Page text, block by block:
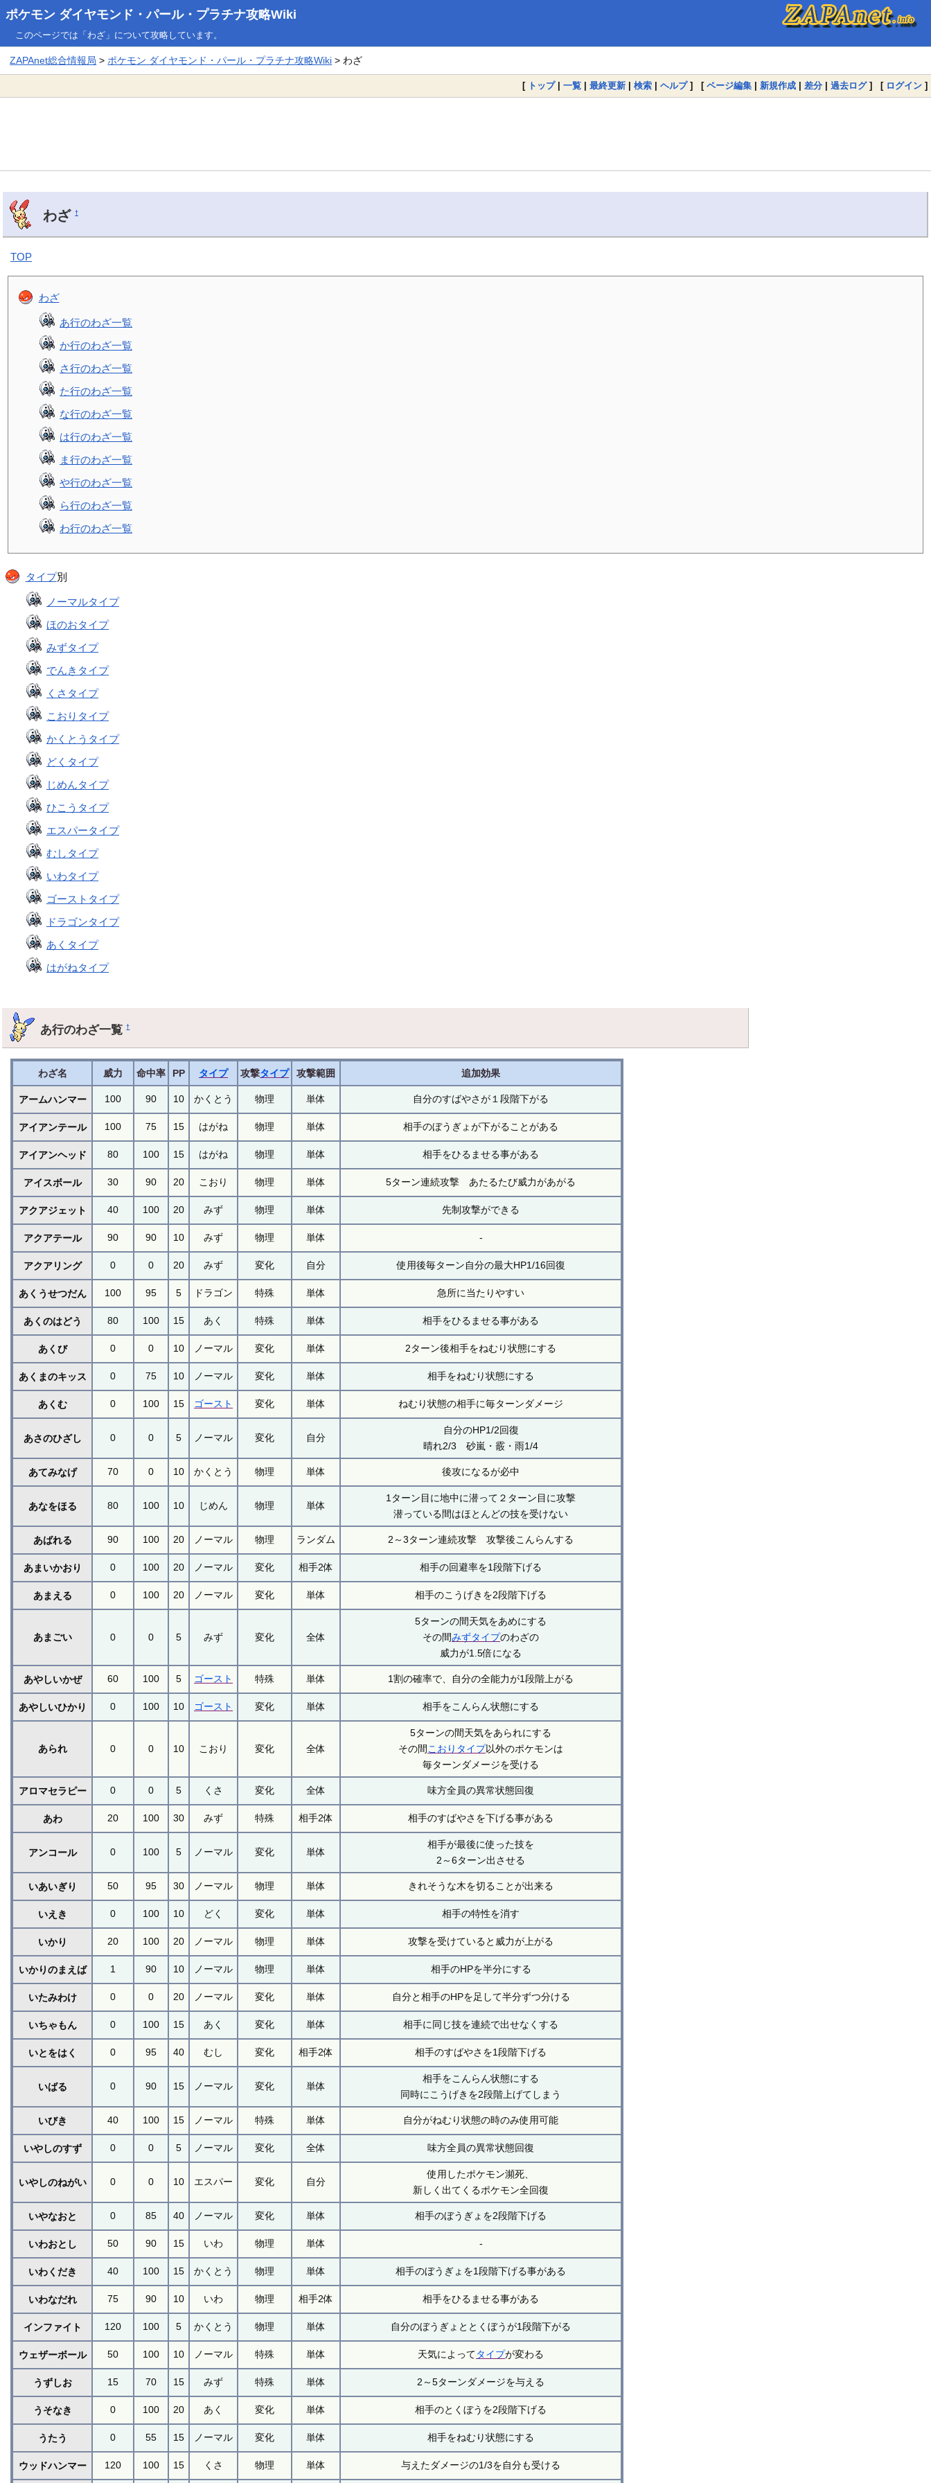
ポケモン ダイヤモンド・パール・プラチナ攻略Wiki
このページでは「わざ」について攻略しています。
ZAPAnet総合情報局 >ポケモン ダイヤモンド・パール・プラチナ攻略Wiki > わざ
[ トップ| 一覧 | 最終更新 | 検索 | ヘルプ] [ ページ編集 | 新規作成 | 差分 | 過去ログ] [ ログイン ]
わざ†
TOP
わざ
あ行のわざ一覧
か行のわざ一覧
さ行のわざ一覧
た行のわざ一覧
な行のわざ一覧
は行のわざ一覧
ま行のわざ一覧
や行のわざ一覧
ら行のわざ一覧
わ行のわざ一覧
タイプ別
ノーマルタイプ
ほのおタイプ
みずタイプ
でんきタイプ
くさタイプ
こおりタイプ
かくとうタイプ
どくタイプ
じめんタイプ
ひこうタイプ
エスパータイプ
むしタイプ
いわタイプ
ゴーストタイプ
ドラゴンタイプ
あくタイプ
はがねタイプ
あ行のわざ一覧†
わざ名 威力 命中率 PP タイプ 攻撃タイプ 攻撃範囲 追加効果
アームハンマー 100 90 10 かくとう 物理 単体 自分のすばやさが１段階下がる
アイアンテール 100 75 15 はがね 物理 単体 相手のぼうぎょが下がることがある
アイアンヘッド 80 100 15 はがね 物理 単体 相手をひるませる事がある
アイスボール 30 90 20 こおり 物理 単体 5ターン連続攻撃 あたるたび威力があがる
アクアジェット 40 100 20 みず 物理 単体 先制攻撃ができる
アクアテール 90 90 10 みず 物理 単体 -
アクアリング 0 0 20 みず 変化 自分 使用後毎ターン自分の最大HP1/16回復
あくうせつだん 100 95 5 ドラゴン 特殊 単体 急所に当たりやすい
あくのはどう 80 100 15 あく 特殊 単体 相手をひるませる事がある
あくび 0 0 10 ノーマル 変化 単体 2ターン後相手をねむり状態にする
あくまのキッス 0 75 10 ノーマル 変化 単体 相手をねむり状態にする
あくむ 0 100 15 ゴースト 変化 単体 ねむり状態の相手に毎ターンダメージ
あさのひざし 0 0 5 ノーマル 変化 自分
自分のHP1/2回復
晴れ2/3 砂嵐・霰・雨1/4
あてみなげ 70 0 10 かくとう 物理 単体 後攻になるが必中
あなをほる 80 100 10 じめん 物理 単体
1ターン目に地中に潜って２ターン目に攻撃
潜っている間はほとんどの技を受けない
あばれる 90 100 20 ノーマル 物理 ランダム 2～3ターン連続攻撃 攻撃後こんらんする
あまいかおり 0 100 20 ノーマル 変化 相手2体 相手の回避率を1段階下げる
あまえる 0 100 20 ノーマル 変化 単体 相手のこうげきを2段階下げる
あまごい 0 0 5 みず 変化 全体
5ターンの間天気をあめにする
その間みずタイプのわざの
威力が1.5倍になる
あやしいかぜ 60 100 5 ゴースト 特殊 単体 1割の確率で、自分の全能力が1段階上がる
あやしいひかり 0 100 10 ゴースト 変化 単体 相手をこんらん状態にする
あられ 0 0 10 こおり 変化 全体
5ターンの間天気をあられにする
その間こおりタイプ以外のポケモンは
毎ターンダメージを受ける
アロマセラピー 0 0 5 くさ 変化 全体 味方全員の異常状態回復
あわ 20 100 30 みず 特殊 相手2体 相手のすばやさを下げる事がある
アンコール 0 100 5 ノーマル 変化 単体
相手が最後に使った技を
2～6ターン出させる
いあいぎり 50 95 30 ノーマル 物理 単体 きれそうな木を切ることが出来る
いえき 0 100 10 どく 変化 単体 相手の特性を消す
いかり 20 100 20 ノーマル 物理 単体 攻撃を受けていると威力が上がる
いかりのまえば 1 90 10 ノーマル 物理 単体 相手のHPを半分にする
いたみわけ 0 0 20 ノーマル 変化 単体 自分と相手のHPを足して半分ずつ分ける
いちゃもん 0 100 15 あく 変化 単体 相手に同じ技を連続で出せなくする
いとをはく 0 95 40 むし 変化 相手2体 相手のすばやさを1段階下げる
いばる 0 90 15 ノーマル 変化 単体
相手をこんらん状態にする
同時にこうげきを2段階上げてしまう
いびき 40 100 15 ノーマル 特殊 単体 自分がねむり状態の時のみ使用可能
いやしのすず 0 0 5 ノーマル 変化 全体 味方全員の異常状態回復
いやしのねがい 0 0 10 エスパー 変化 自分
使用したポケモン瀕死、
新しく出てくるポケモン全回復
いやなおと 0 85 40 ノーマル 変化 単体 相手のぼうぎょを2段階下げる
いわおとし 50 90 15 いわ 物理 単体 -
いわくだき 40 100 15 かくとう 物理 単体 相手のぼうぎょを1段階下げる事がある
いわなだれ 75 90 10 いわ 物理 相手2体 相手をひるませる事がある
インファイト 120 100 5 かくとう 物理 単体 自分のぼうぎょととくぼうが1段階下がる
ウェザーボール 50 100 10 ノーマル 特殊 単体 天気によってタイプが変わる
うずしお 15 70 15 みず 特殊 単体 2～5ターンダメージを与える
うそなき 0 100 20 あく 変化 単体 相手のとくぼうを2段階下げる
うたう 0 55 15 ノーマル 変化 単体 相手をねむり状態にする
ウッドハンマー 120 100 15 くさ 物理 単体 与えたダメージの1/3を自分も受ける